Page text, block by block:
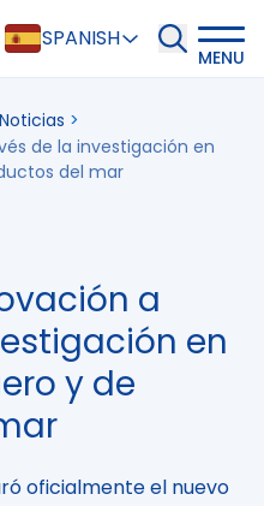
SPANISH
MENU
Noticias >
de la investigación en
del mar
a
en
y de
oficialmente el nuevo